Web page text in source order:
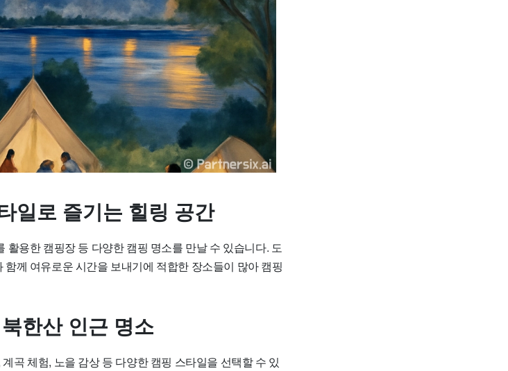
일로 즐기는 힐링 공간
용한 캠핑장 등 다양한 캠핑 명소를 만날 수 있습니다. 도
께 여유로운 시간을 보내기에 적합한 장소들이 많아 캠핑
한산 인근 명소
곡 체험, 노을 감상 등 다양한 캠핑 스타일을 선택할 수 있